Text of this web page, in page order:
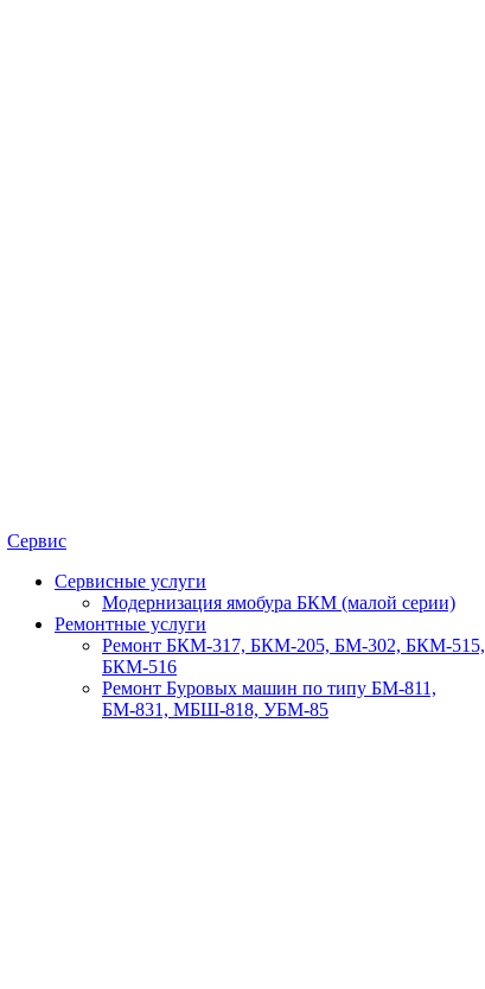
Сервис
Сервисные услуги
Модернизация ямобура БКМ (малой серии)
Ремонтные услуги
Ремонт БКМ-317, БКМ-205, БМ-302, БКМ-515,
БКМ-516
Ремонт Буровых машин по типу БМ-811,
БМ-831, МБШ-818, УБМ-85